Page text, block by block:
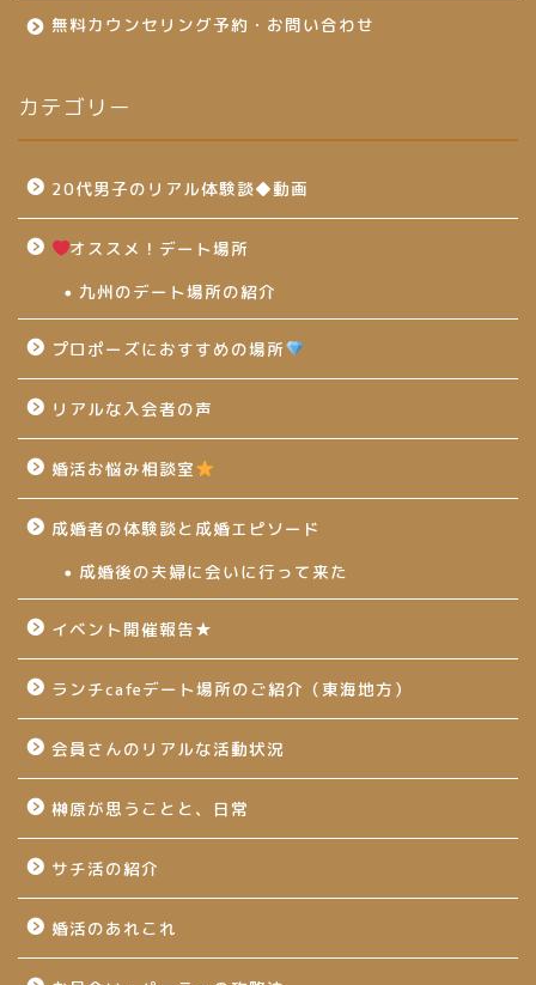
無料カウンセリング予約・お問い合わせ
カテゴリー
20代男子のリアル体験談◆動画
オススメ！デート場所
九州のデート場所の紹介
プロポーズにおすすめの場所
リアルな入会者の声
婚活お悩み相談室
成婚者の体験談と成婚エピソード
成婚後の夫婦に会いに行って来た
イベント開催報告★
ランチcafeデート場所のご紹介（東海地方）
会員さんのリアルな活動状況
榊原が思うことと、日常
サチ活の紹介
婚活のあれこれ